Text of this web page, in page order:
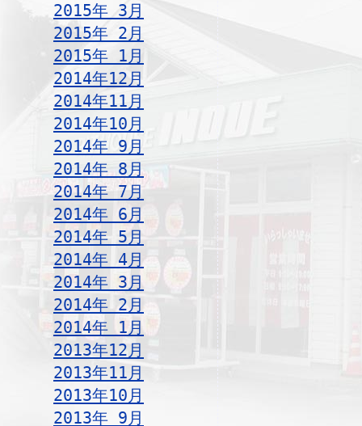
2015年 3月
2015年 2月
2015年 1月
2014年12月
2014年11月
2014年10月
2014年 9月
2014年 8月
2014年 7月
2014年 6月
2014年 5月
2014年 4月
2014年 3月
2014年 2月
2014年 1月
2013年12月
2013年11月
2013年10月
2013年 9月